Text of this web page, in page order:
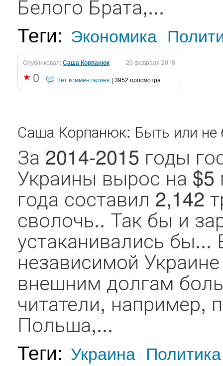
Белого Брата,...
Теги: Экономика
Опубликовал:Саша Корпанюк 20 февраля 2018
0 Нет комментариев | 3952 просмотра
Саша Корпанюк: Быть или не
За 2014-2015 годы
Украины вырос на $5
года составил 2,142
сволочь.. Так бы и
устаканивались
независимой
внешним долгам
читатели, например,
Польша,...
Теги: Украина Политика